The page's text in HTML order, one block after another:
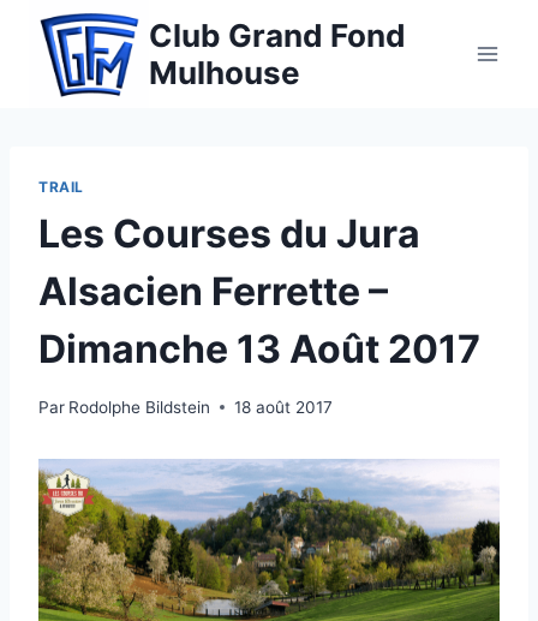
Aller
contenu
Club Grand Fond
Mulhouse
TRAIL
Les Courses du Jura
Alsacien Ferrette –
Dimanche 13 Août 2017
Par Rodolphe Bildstein 18 août 2017